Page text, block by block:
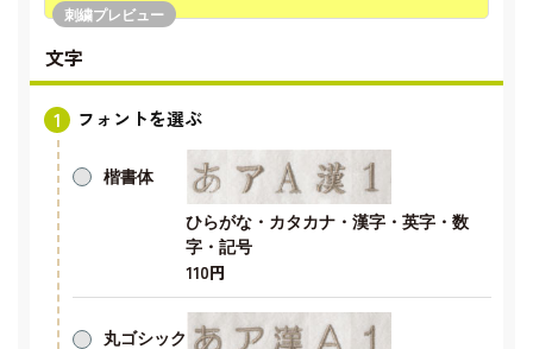
刺繍プレビュー
文字
フォントを選ぶ
楷書体
ひらがな・カタカナ・漢字・英字・数
字・記号
110円
丸ゴシック